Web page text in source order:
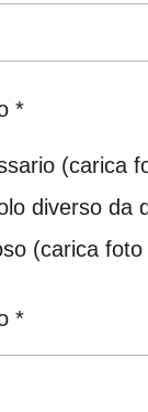
*
(carica
diverso da
(carica foto
*